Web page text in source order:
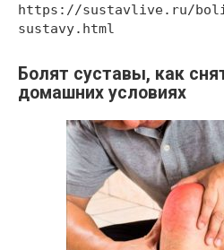
https://sustavlive.ru/
sustavy.html
Болят суставы, как
домашних условиях